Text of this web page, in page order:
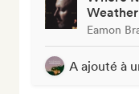
Weather
Eamon
A ajouté à